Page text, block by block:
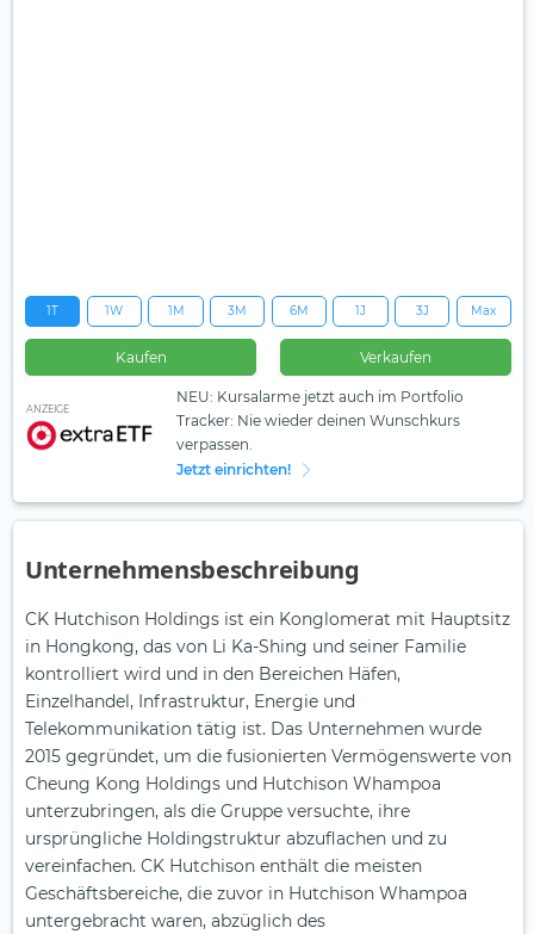
1T 1W 1M 3M 6M 1J 3J Max
Kaufen Verkaufen
ANZEIGE
NEU: Kursalarme jetzt auch im Portfolio
Tracker: Nie wieder deinen Wunschkurs
verpassen.
Jetzt einrichten!
Unternehmensbeschreibung
CK Hutchison Holdings ist ein Konglomerat mit Hauptsitz
in Hongkong, das von Li Ka-Shing und seiner Familie
kontrolliert wird und in den Bereichen Häfen,
Einzelhandel, Infrastruktur, Energie und
Telekommunikation tätig ist. Das Unternehmen wurde
2015 gegründet, um die fusionierten Vermögenswerte von
Cheung Kong Holdings und Hutchison Whampoa
unterzubringen, als die Gruppe versuchte, ihre
ursprüngliche Holdingstruktur abzuflachen und zu
vereinfachen. CK Hutchison enthält die meisten
Geschäftsbereiche, die zuvor in Hutchison Whampoa
untergebracht waren, abzüglich des